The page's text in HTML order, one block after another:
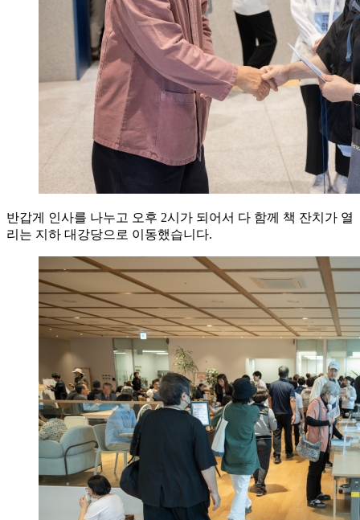
반갑게 인사를 나누고 오후 2시가 되어서 다 함께 책 잔치가 열
리는 지하 대강당으로 이동했습니다.